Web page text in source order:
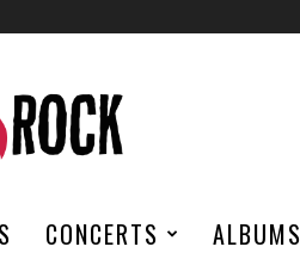
CONCERTS ALBUMS